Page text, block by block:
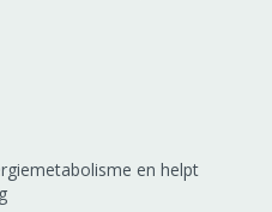
en helpt